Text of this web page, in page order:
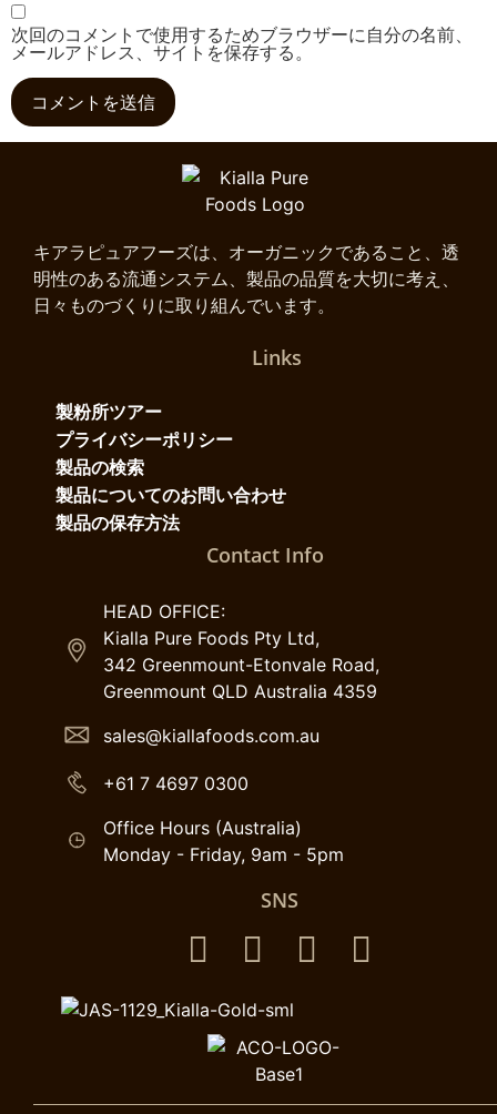
次回のコメントで使用するためブラウザーに自分の名前、
メールアドレス、サイトを保存する。
キアラピュアフーズは、オーガニックであること、透
明性のある流通システム、製品の品質を大切に考え、
日々ものづくりに取り組んでいます。
Links
製粉所ツアー
プライバシーポリシー
製品の検索
製品についてのお問い合わせ
製品の保存方法
Contact Info
HEAD OFFICE:
Kialla Pure Foods Pty Ltd,
342 Greenmount-Etonvale Road,
Greenmount QLD Australia 4359
sales@kiallafoods.com.au
+61 7 4697 0300
Office Hours (Australia)
Monday - Friday, 9am - 5pm
SNS